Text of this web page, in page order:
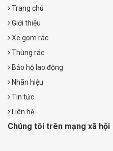
Trang chủ
Giới thiệu
Xe gom rác
Thùng rác
Bảo hộ lao động
Nhãn hiệu
Tin tức
Liên hệ
Chúng tôi trên mạng xã hội